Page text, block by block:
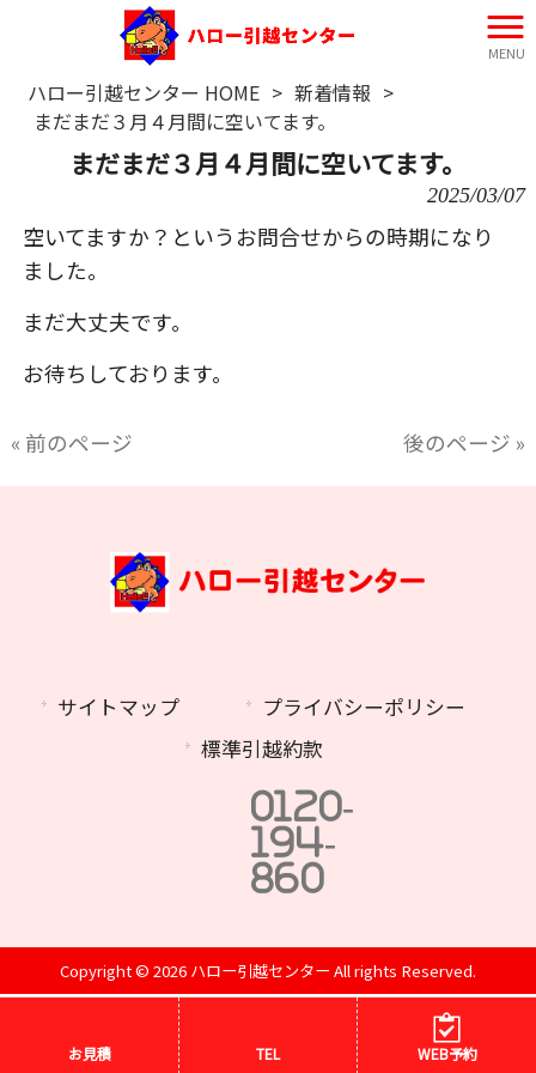
MENU
ハロー引越センター HOME > 新着情報 >
まだまだ３月４月間に空いてます。
まだまだ３月４月間に空いてます。
2025/03/07
空いてますか？というお問合せからの時期になり
ました。
まだ大丈夫です。
お待ちしております。
« 前のページ 後のページ »
サイトマップ
プライバシーポリシー
標準引越約款
0120-
194-
860
Copyright © 2026 ハロー引越センター All rights Reserved.
お見積 TEL WEB予約